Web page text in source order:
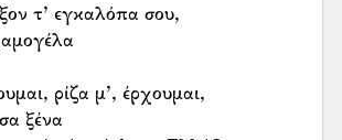
τ’ εγκαλόπα σου,
ρίζα μ’, έρχουμαι,